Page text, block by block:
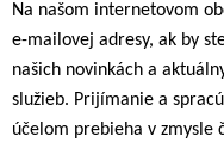
Na našom internetovom
e-mailovej adresy, ak by
našich novinkách a
služieb. Prijímanie a
účelom prebieha v zmysle